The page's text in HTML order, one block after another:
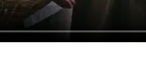
Click to unmute